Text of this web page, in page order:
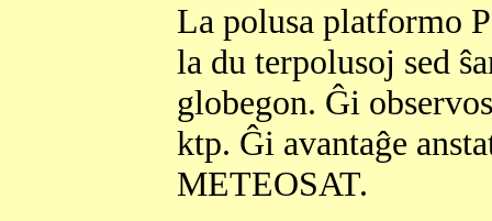
La polusa platformo
la du terpolusoj sed
globegon. Ĝi
ktp. Ĝi avantaĝe
METEOSAT.